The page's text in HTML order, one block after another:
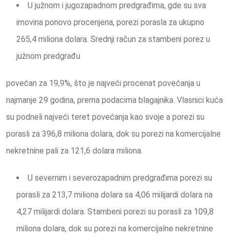
U južnom i jugozapadnom predgrađima, gde su sva
imovina ponovo procenjena, porezi porasla za ukupno
265,4 miliona dolara. Srednji račun za stambeni porez u
južnom predgrađu
povećan za 19,9%, što je najveći procenat povećanja u
najmanje 29 godina, prema podacima blagajnika. Vlasnici kuća
su podneli najveći teret povećanja kao svoje a porezi su
porasli za 396,8 miliona dolara, dok su porezi na komercijalne
nekretnine pali za 121,6 dolara miliona.
U severnim i severozapadnim predgrađima porezi su
porasli za 213,7 miliona dolara sa 4,06 milijardi dolara na
4,27 milijardi dolara. Stambeni porezi su porasli za 109,8
miliona dolara, dok su porezi na komercijalne nekretnine